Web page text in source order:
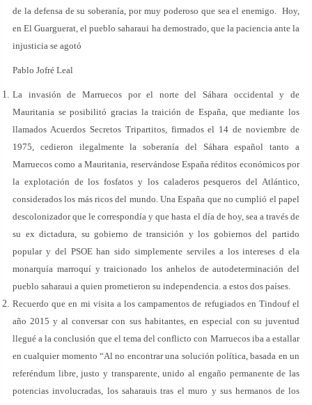
de la defensa de su soberanía, por muy poderoso que sea el enemigo. Hoy,
en El Guarguerat, el pueblo saharaui ha demostrado, que la paciencia ante la
injusticia se agotó
Pablo Jofré Leal
La invasión de Marruecos por el norte del Sáhara occidental y de
Mauritania se posibilitó gracias la traición de España, que mediante los
llamados Acuerdos Secretos Tripartitos, firmados el 14 de noviembre de
1975, cedieron ilegalmente la soberanía del Sáhara español tanto a
Marruecos como a Mauritania, reservándose España réditos económicos por
la explotación de los fosfatos y los caladeros pesqueros del Atlántico,
considerados los más ricos del mundo. Una España que no cumplió el papel
descolonizador que le correspondía y que hasta el día de hoy, sea a través de
su ex dictadura, su gobierno de transición y los gobiernos del partido
popular y del PSOE han sido simplemente serviles a los intereses d ela
monarquía marroquí y traicionado los anhelos de autodeterminación del
pueblo saharaui a quien prometieron su independencia. a estos dos países.
Recuerdo que en mi visita a los campamentos de refugiados en Tindouf el
año 2015 y al conversar con sus habitantes, en especial con su juventud
llegué a la conclusión que el tema del conflicto con Marruecos iba a estallar
en cualquier momento “Al no encontrar una solución política, basada en un
referéndum libre, justo y transparente, unido al engaño permanente de las
potencias involucradas, los saharauis tras el muro y sus hermanos de los